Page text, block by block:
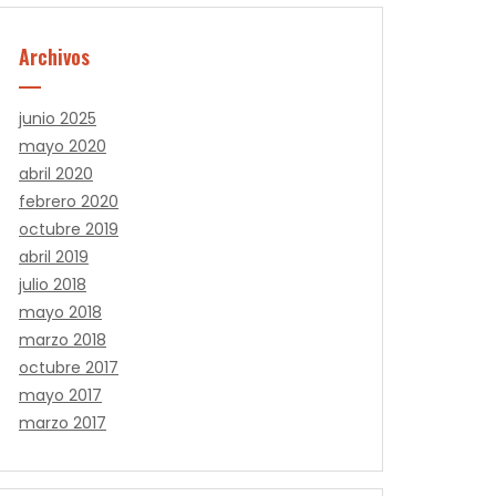
Archivos
junio 2025
mayo 2020
abril 2020
febrero 2020
octubre 2019
abril 2019
julio 2018
mayo 2018
marzo 2018
octubre 2017
mayo 2017
marzo 2017